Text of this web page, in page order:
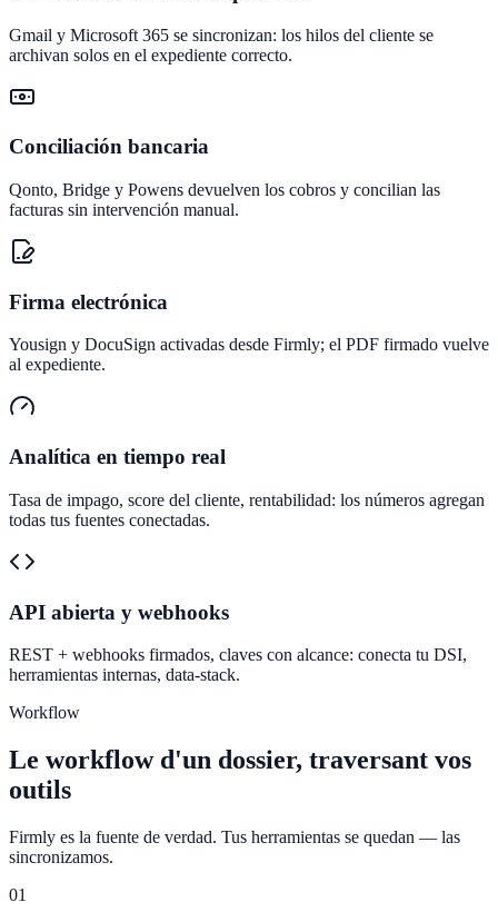
Gmail y Microsoft 365 se sincronizan: los hilos del cliente se
archivan solos en el expediente correcto.
Conciliación bancaria
Qonto, Bridge y Powens devuelven los cobros y concilian las
facturas sin intervención manual.
Firma electrónica
Yousign y DocuSign activadas desde Firmly; el PDF firmado vuelve
al expediente.
Analítica en tiempo real
Tasa de impago, score del cliente, rentabilidad: los números agregan
todas tus fuentes conectadas.
API abierta y webhooks
REST + webhooks firmados, claves con alcance: conecta tu DSI,
herramientas internas, data-stack.
Workflow
Le workflow d'un dossier, traversant vos
outils
Firmly es la fuente de verdad. Tus herramientas se quedan — las
sincronizamos.
01